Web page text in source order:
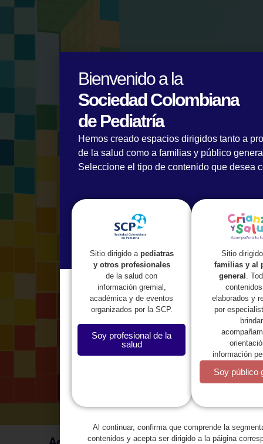
Bienvenido a la
Sociedad Colombiana
de Pediatría
Hemos creado espacios dirigidos tanto a
de la salud como a familias y público
Seleccione el tipo de contenido que desea
Sitio dirigido a pediatras
y otros profesionales
de la salud con
información gremial,
académica y de eventos
organizados por la SCP.
Soy profesional de la
salud
Sitio
familias y al
general .
elaborados y
por
brindar
información
Soy público
Al continuar, confirma que comprende la
contenidos y acepta ser dirigido a la páigina